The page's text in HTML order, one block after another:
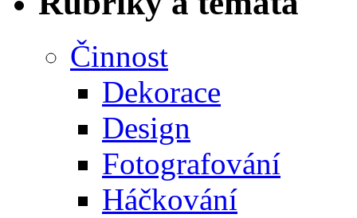
Činnost
Dekorace
Design
Fotografování
Háčkování